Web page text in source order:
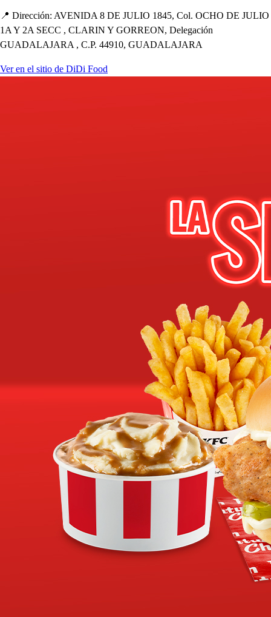
📍 Dirección: AVENIDA 8 DE JULIO 1845, Col. OCHO DE JULIO
1A Y 2A SECC , CLARIN Y GORREON, Delegación
GUADALAJARA , C.P. 44910, GUADALAJARA
Ver en el sitio de DiDi Food